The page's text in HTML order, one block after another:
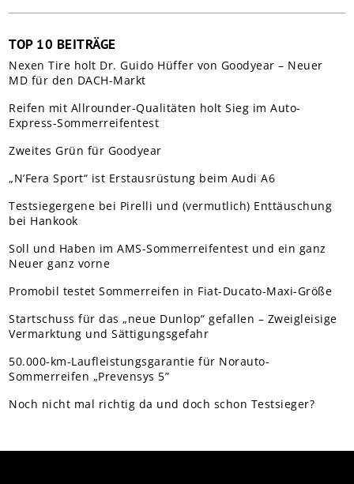
TOP 10 BEITRÄGE
Nexen Tire holt Dr. Guido Hüffer von Goodyear – Neuer
MD für den DACH-Markt
Reifen mit Allrounder-Qualitäten holt Sieg im Auto-
Express-Sommerreifentest
Zweites Grün für Goodyear
„N’Fera Sport“ ist Erstausrüstung beim Audi A6
Testsiegergene bei Pirelli und (vermutlich) Enttäuschung
bei Hankook
Soll und Haben im AMS-Sommerreifentest und ein ganz
Neuer ganz vorne
Promobil testet Sommerreifen in Fiat-Ducato-Maxi-Größe
Startschuss für das „neue Dunlop“ gefallen – Zweigleisige
Vermarktung und Sättigungsgefahr
50.000-km-Laufleistungsgarantie für Norauto-
Sommerreifen „Prevensys 5”
Noch nicht mal richtig da und doch schon Testsieger?